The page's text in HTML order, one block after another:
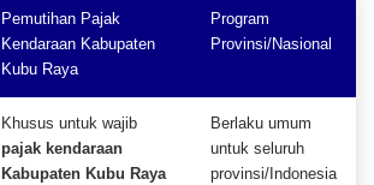
Pemutihan Pajak
Kendaraan Kabupaten
Kubu Raya
Program
Provinsi/Nasional
Khusus untuk wajib
pajak kendaraan
Kabupaten Kubu Raya
Berlaku umum
untuk seluruh
provinsi/Indonesia